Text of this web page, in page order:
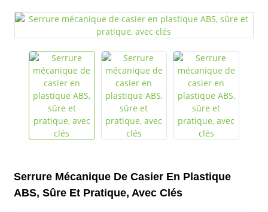
Serrure Mécanique De Casier En Plastique
ABS, Sûre Et Pratique, Avec Clés